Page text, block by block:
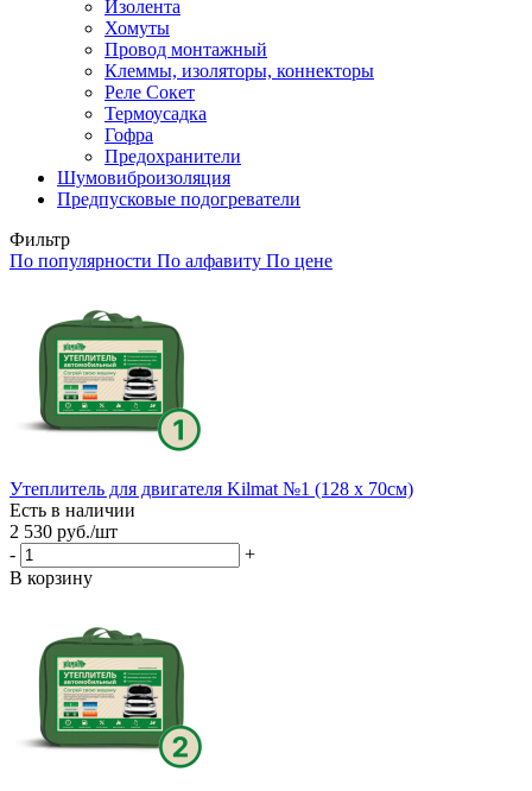
Изолента
Хомуты
Провод монтажный
Клеммы, изоляторы, коннекторы
Реле Сокет
Термоусадка
Гофра
Предохранители
Шумовиброизоляция
Предпусковые подогреватели
Фильтр
По популярности По алфавиту По цене
Утеплитель для двигателя Kilmat №1 (128 х 70см)
Есть в наличии
2 530 руб./шт
-
+
В корзину